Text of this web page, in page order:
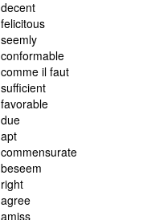
decent
felicitous
seemly
conformable
comme il faut
sufficient
favorable
due
apt
commensurate
beseem
right
agree
amiss